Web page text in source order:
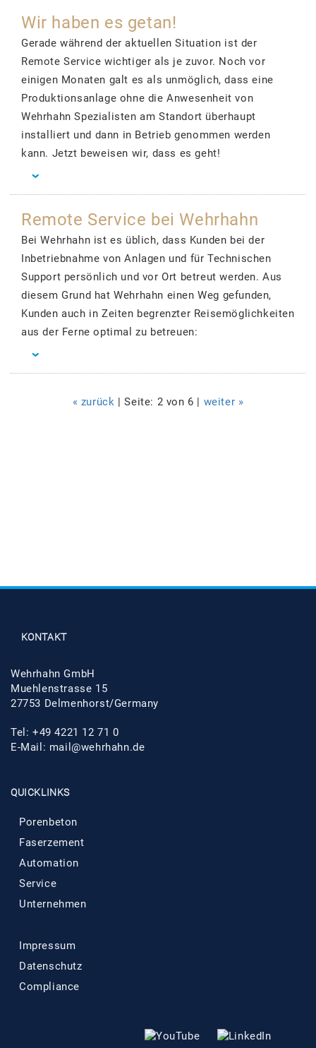
Wir haben es getan!
Gerade während der aktuellen Situation ist der
Remote Service wichtiger als je zuvor. Noch vor
einigen Monaten galt es als unmöglich, dass eine
Produktionsanlage ohne die Anwesenheit von
Wehrhahn Spezialisten am Standort überhaupt
installiert und dann in Betrieb genommen werden
kann. Jetzt beweisen wir, dass es geht!
Remote Service bei Wehrhahn
Bei Wehrhahn ist es üblich, dass Kunden bei der
Inbetriebnahme von Anlagen und für Technischen
Support persönlich und vor Ort betreut werden. Aus
diesem Grund hat Wehrhahn einen Weg gefunden,
Kunden auch in Zeiten begrenzter Reisemöglichkeiten
aus der Ferne optimal zu betreuen:
« zurück | Seite: 2 von 6 | weiter »
KONTAKT
Wehrhahn GmbH
Muehlenstrasse 15
27753 Delmenhorst/Germany
Tel: +49 4221 12 71 0
E-Mail: mail@wehrhahn.de
QUICKLINKS
Porenbeton
Faserzement
Automation
Service
Unternehmen
Impressum
Datenschutz
Compliance